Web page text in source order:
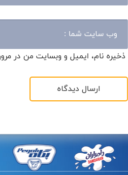
ذخیره نام، ایمیل و وبسایت من در